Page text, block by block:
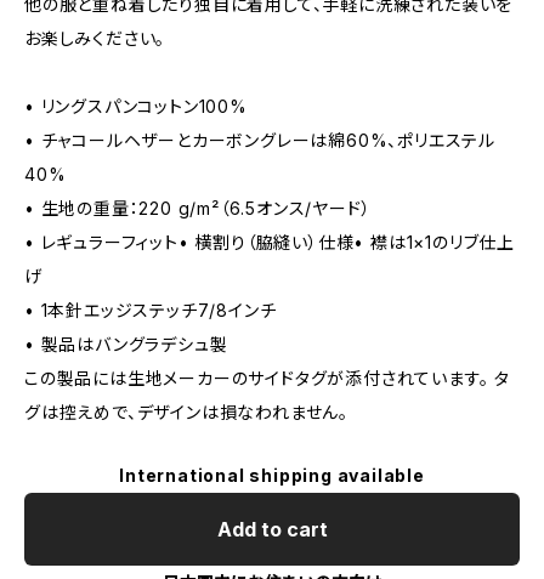
他の服と重ね着したり独自に着用して、手軽に洗練された装いを
お楽しみください。
• リングスパンコットン100%
• チャコールヘザーとカーボングレーは綿60%、ポリエステル
40%
• 生地の重量：220 g/m²（6.5オンス/ヤード）
• レギュラーフィット• 横割り（脇縫い）仕様• 襟は1×1のリブ仕上
げ
• 1本針エッジステッチ7/8インチ
• 製品はバングラデシュ製
この製品には生地メーカーのサイドタグが添付されています。 タ
グは控えめで、デザインは損なわれません。
International shipping available
Add to cart